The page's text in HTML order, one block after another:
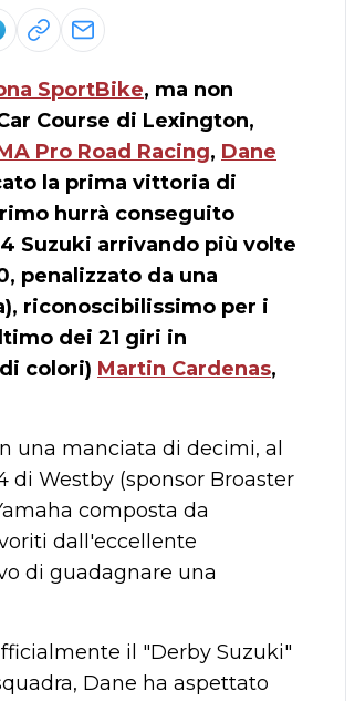
SportBike, ma non
Course di Lexington,
Pro Road Racing, Dane
la prima vittoria di
hurrà conseguito
Suzuki arrivando più volte
penalizzato da una
riconoscibilissimo per i
dei 21 giri in
colori) Martin Cardenas,
una manciata di decimi, al
di Westby (sponsor Broaster
composta da
dall'eccellente
di guadagnare una
il "Derby Suzuki"
Dane ha aspettato